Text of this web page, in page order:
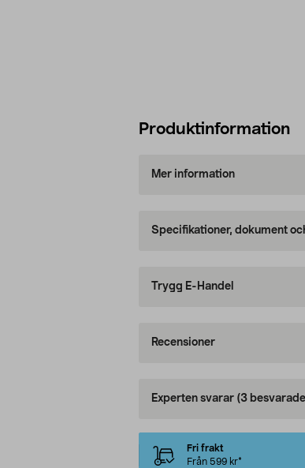
Produktinformation
Mer information
Specifikationer, dokument
Trygg E-Handel
Recensioner
Experten svarar (3
Fri frakt
Från 599 kr*